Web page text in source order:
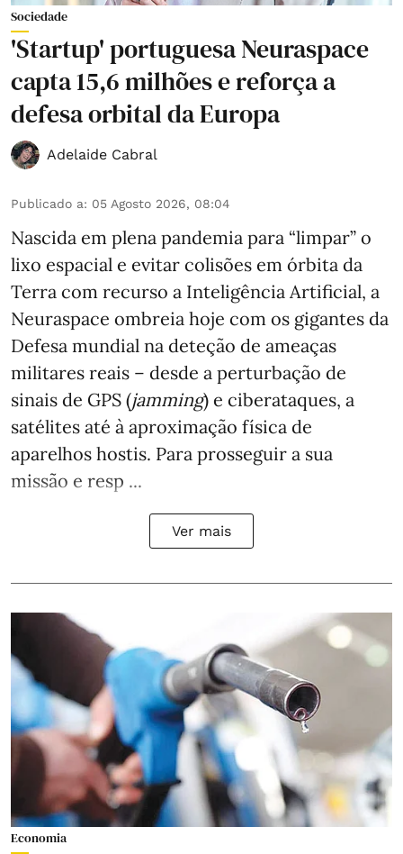
Sociedade
'Startup' portuguesa Neuraspace
capta 15,6 milhões e reforça a
defesa orbital da Europa
Adelaide Cabral
Publicado a: 05 Agosto 2026, 08:04
Nascida em plena pandemia para “limpar” o
lixo espacial e evitar colisões em órbita da
Terra com recurso a Inteligência Artificial, a
Neuraspace ombreia hoje com os gigantes da
Defesa mundial na deteção de ameaças
militares reais – desde a perturbação de
sinais de GPS (jamming) e ciberataques, a
satélites até à aproximação física de
aparelhos hostis. Para prosseguir a sua
missão e resp ...
Ver mais
Economia